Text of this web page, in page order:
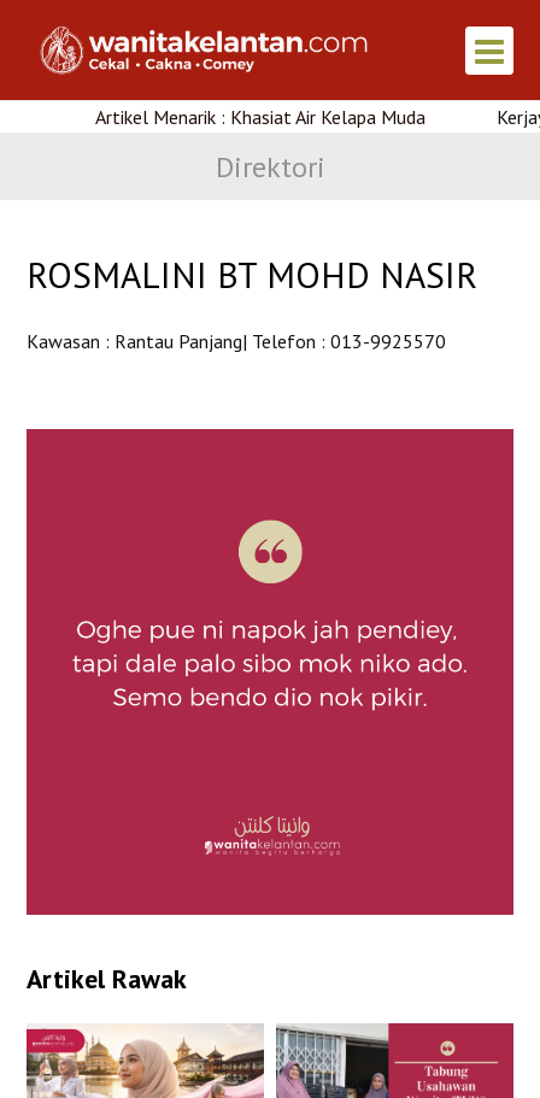
Artikel Menarik : Khasiat Air Kelapa Muda
Direktori
ROSMALINI BT MOHD NASIR
Kawasan : Rantau Panjang| Telefon : 013-9925570
Artikel Rawak